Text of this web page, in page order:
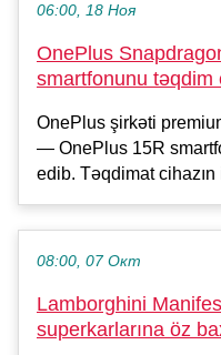
06:00, 18 Ноя
OnePlus
smartfonunu təqdim
OnePlus şirkəti
— OnePlus 15R
edib. Təqdimat cihazın
08:00, 07 Окт
Lamborghini
superkarlarına öz